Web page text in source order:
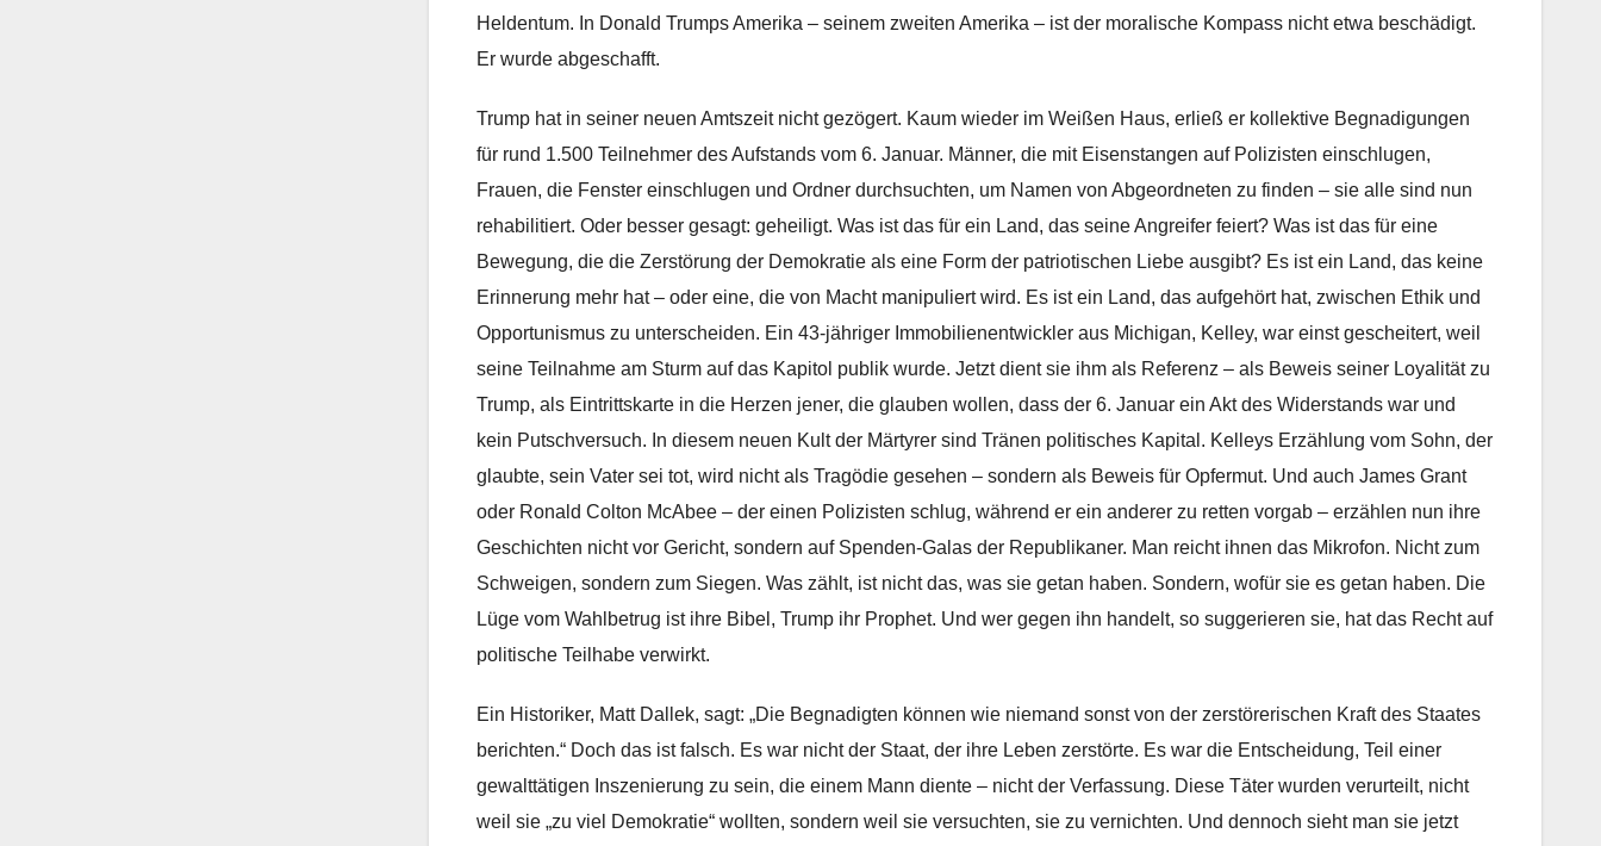
Heldentum. In Donald Trumps Amerika – seinem zweiten Amerika – ist der moralische Kompass nicht etwa beschädigt.
Er wurde abgeschafft.
Trump hat in seiner neuen Amtszeit nicht gezögert. Kaum wieder im Weißen Haus, erließ er kollektive Begnadigungen
für rund 1.500 Teilnehmer des Aufstands vom 6. Januar. Männer, die mit Eisenstangen auf Polizisten einschlugen,
Frauen, die Fenster einschlugen und Ordner durchsuchten, um Namen von Abgeordneten zu finden – sie alle sind nun
rehabilitiert. Oder besser gesagt: geheiligt. Was ist das für ein Land, das seine Angreifer feiert? Was ist das für eine
Bewegung, die die Zerstörung der Demokratie als eine Form der patriotischen Liebe ausgibt? Es ist ein Land, das keine
Erinnerung mehr hat – oder eine, die von Macht manipuliert wird. Es ist ein Land, das aufgehört hat, zwischen Ethik und
Opportunismus zu unterscheiden. Ein 43-jähriger Immobilienentwickler aus Michigan, Kelley, war einst gescheitert, weil
seine Teilnahme am Sturm auf das Kapitol publik wurde. Jetzt dient sie ihm als Referenz – als Beweis seiner Loyalität zu
Trump, als Eintrittskarte in die Herzen jener, die glauben wollen, dass der 6. Januar ein Akt des Widerstands war und
kein Putschversuch. In diesem neuen Kult der Märtyrer sind Tränen politisches Kapital. Kelleys Erzählung vom Sohn, der
glaubte, sein Vater sei tot, wird nicht als Tragödie gesehen – sondern als Beweis für Opfermut. Und auch James Grant
oder Ronald Colton McAbee – der einen Polizisten schlug, während er ein anderer zu retten vorgab – erzählen nun ihre
Geschichten nicht vor Gericht, sondern auf Spenden-Galas der Republikaner. Man reicht ihnen das Mikrofon. Nicht zum
Schweigen, sondern zum Siegen. Was zählt, ist nicht das, was sie getan haben. Sondern, wofür sie es getan haben. Die
Lüge vom Wahlbetrug ist ihre Bibel, Trump ihr Prophet. Und wer gegen ihn handelt, so suggerieren sie, hat das Recht auf
politische Teilhabe verwirkt.
Ein Historiker, Matt Dallek, sagt: „Die Begnadigten können wie niemand sonst von der zerstörerischen Kraft des Staates
berichten.“ Doch das ist falsch. Es war nicht der Staat, der ihre Leben zerstörte. Es war die Entscheidung, Teil einer
gewalttätigen Inszenierung zu sein, die einem Mann diente – nicht der Verfassung. Diese Täter wurden verurteilt, nicht
weil sie „zu viel Demokratie“ wollten, sondern weil sie versuchten, sie zu vernichten. Und dennoch sieht man sie jetzt